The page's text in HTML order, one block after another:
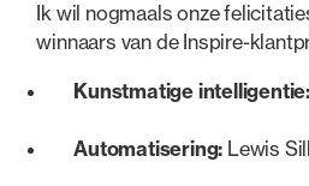
Ik wil nogmaals onze
winnaars van de Inspire-
Kunstmatige intelligentie:
Automatisering: Lewis